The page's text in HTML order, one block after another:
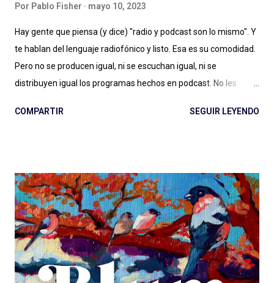
Por Pablo Fisher mayo 10, 2023
Hay gente que piensa (y dice) "radio y podcast son lo mismo". Y
te hablan del lenguaje radiofónico y listo. Esa es su comodidad.
Pero no se producen igual, ni se escuchan igual, ni se
distribuyen igual los programas hechos en podcast. No les
(podcast), con escuchar el páramo creativo (radio) vs. la
Porque los debates no pueden ser eternos. Y entonces
hablamos de lenguaje sonoro, hablamos de audio digital a
demanda del siglo XXI, hablamos de géneros, formatos, estilos.
Compartimos programas hechos para audiencias regionales,
globales, en nuestro idioma. Pero hay que aportar , siento en
este momento, un granito más al debate: el de las diferencias
COMPARTIR SEGUIR LEYENDO